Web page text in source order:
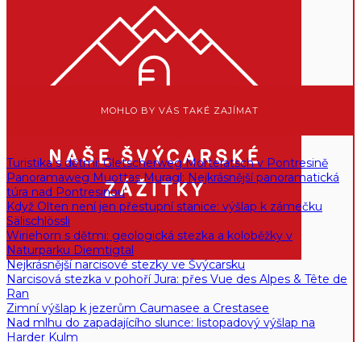
MOHLO BY VÁS TAKÉ ZAJÍMAT
Turistika s dětmi: Gletscherweg Morteratsch v Pontresině
Panoramaweg Muottas Muragl: Nejkrásnější panoramatická
túra nad Pontresinou
Když Olten není jen přestupní stanice: výšlap k zámečku
Sälischlössli
Wiriehorn s dětmi: geologická stezka a koloběžky v
Naturparku Diemtigtal
Nejkrásnější narcisové stezky ve Švýcarsku
Narcisová stezka v pohoří Jura: přes Vue des Alpes & Tête de
Ran
Zimní výšlap k jezerům Caumasee a Crestasee
Nad mlhu do zapadajícího slunce: listopadový výšlap na
Harder Kulm